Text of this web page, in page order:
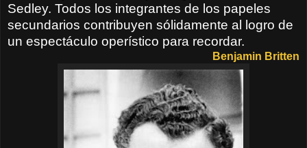
Sedley. Todos los integrantes de los papeles
secundarios contribuyen sólidamente al logro de
un espectáculo operístico para recordar.
Benjamin Britten